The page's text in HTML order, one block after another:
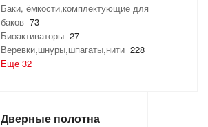
Баки, ёмкости,комплектующие для
баков 73
Биоактиваторы 27
Веревки,шнуры,шпагаты,нити 228
Еще 32
Дверные полотна